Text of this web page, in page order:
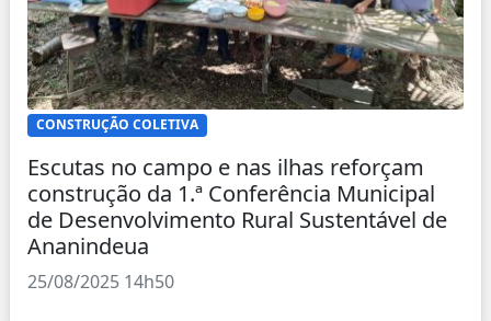
CONSTRUÇÃO COLETIVA
Escutas no campo e nas ilhas reforçam
construção da 1.ª Conferência Municipal
de Desenvolvimento Rural Sustentável de
Ananindeua
25/08/2025 14h50